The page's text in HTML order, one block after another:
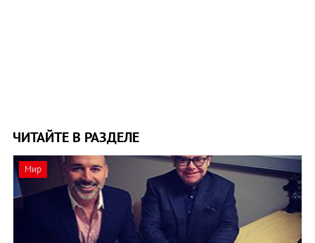
ЧИТАЙТЕ В РАЗДЕЛЕ
Мир